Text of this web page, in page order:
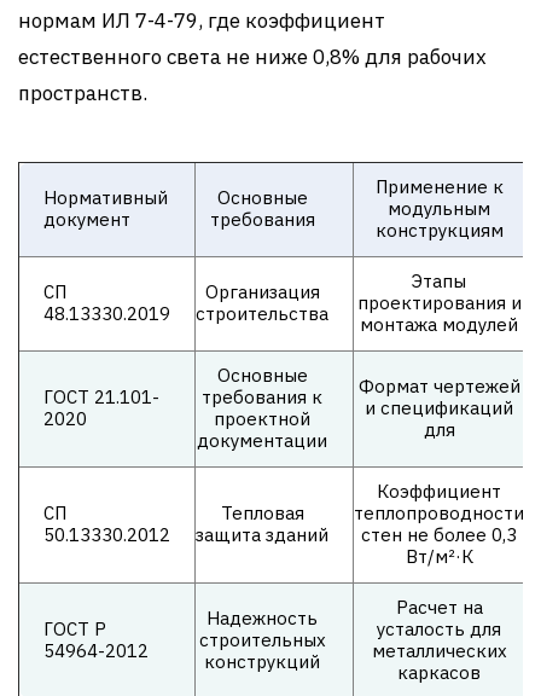
нормам ИЛ 7-4-79, где коэффициент
естественного света не ниже 0,8% для рабочих
пространств.
Нормативный
документ
Основные
требования
Применение к
модульным
конструкциям
СП
48.13330.2019
Организация
строительства
Этапы
проектирования и
монтажа модулей
ГОСТ 21.101-
2020
Основные
требования к
проектной
документации
Формат чертежей
и спецификаций
для
СП
50.13330.2012
Тепловая
защита зданий
Коэффициент
теплопроводности
стен не более 0,3
Вт/м²·К
ГОСТ Р
54964-2012
Надежность
строительных
конструкций
Расчет на
усталость для
металлических
каркасов